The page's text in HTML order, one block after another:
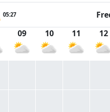
05:27
09 10 11 12